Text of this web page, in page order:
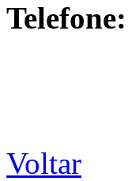
Telefone:
Voltar